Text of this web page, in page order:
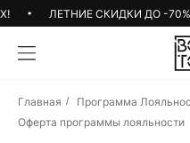
ЛЕТНИЕ СКИДКИ ДО -
Главная / Программа
Оферта программы лояльности